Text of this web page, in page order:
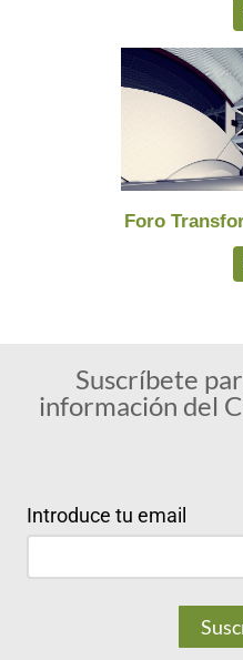
Foro
Suscríbete
información del
Introduce tu email